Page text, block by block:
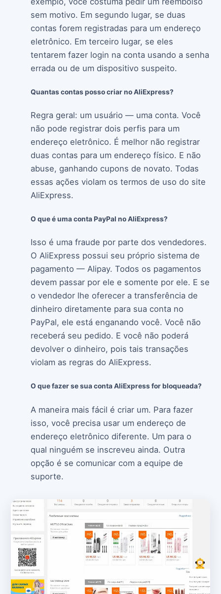
sem motivo. Em segundo lugar, se duas
contas forem registradas para um endereço
eletrônico. Em terceiro lugar, se eles
tentarem fazer login na conta usando a senha
errada ou de um dispositivo suspeito.
Quantas contas posso criar no AliExpress?
Regra geral: um usuário — uma conta. Você
não pode registrar dois perfis para um
endereço eletrônico. É melhor não registrar
duas contas para um endereço físico. E não
abuse, ganhando cupons de novato. Todas
essas ações violam os termos de uso do site
AliExpress.
O que é uma conta PayPal no AliExpress?
Isso é uma fraude por parte dos vendedores.
O AliExpress possui seu próprio sistema de
pagamento — Alipay. Todos os pagamentos
devem passar por ele e somente por ele. E se
o vendedor lhe oferecer a transferência de
dinheiro diretamente para sua conta no
PayPal, ele está enganando você. Você não
receberá seu pedido. E você não poderá
devolver o dinheiro, pois tais transações
violam as regras do AliExpress.
O que fazer se sua conta AliExpress for bloqueada?
A maneira mais fácil é criar um. Para fazer
isso, você precisa usar um endereço de
endereço eletrônico diferente. Um para o
qual ninguém se inscreveu ainda. Outra
opção é se comunicar com a equipe de
suporte.